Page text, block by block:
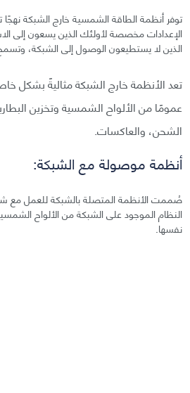
توفر أنظمة الطاقة الشمسية خارج الشبكة نهجًا
الإعدادات مخصصة لأولئك الذين يسعون إلى
الذين لا يستطيعون الوصول إلى الشبكة، وتسمح
تعد الأنظمة خارج الشبكة مثاليةً بشكل
عمومًا من الألواح الشمسية وتخزين
الشحن، والعاكسات.
أنظمة موصولة مع الشبكة:
صُممت الأنظمة المتصلة بالشبكة للعمل مع
النظام الموجود على الشبكة من الألواح
نفسها.